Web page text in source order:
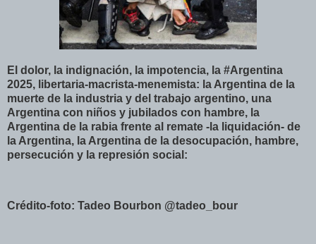
El dolor, la indignación, la impotencia, la #Argentina
2025, libertaria-macrista-menemista: la Argentina de la
muerte de la industria y del trabajo argentino, una
Argentina con niños y jubilados con hambre, la
Argentina de la rabia frente al remate -la liquidación- de
la Argentina, la Argentina de la desocupación, hambre,
persecución y la represión social:
Crédito-foto: Tadeo Bourbon @tadeo_bour